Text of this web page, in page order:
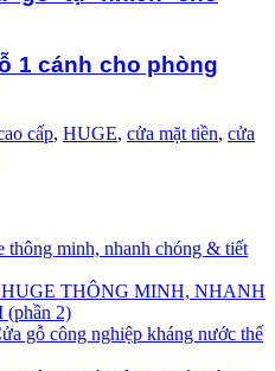
1 cánh cho phòng
cấp, HUGE, cửa mặt tiền, cửa
thông minh, nhanh chóng & tiết
THÔNG MINH, NHANH
2)
gỗ công nghiệp kháng nước thế